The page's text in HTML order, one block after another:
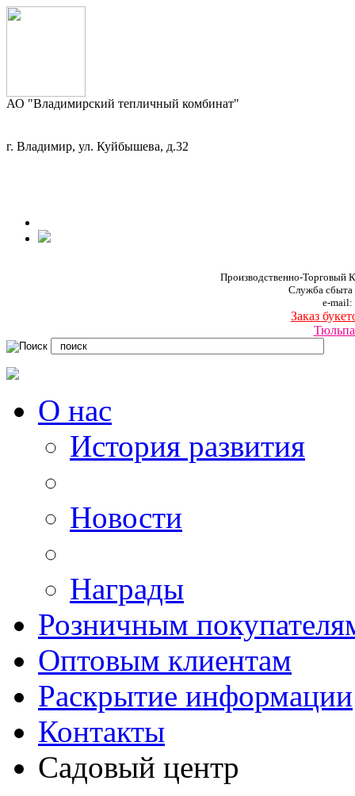
АО "Владимирский тепличный комбинат"
г. Владимир, ул. Куйбышева, д.32
Производственно-Торговый
Служба
e-mail:
Заказ
О нас
История развития
Новости
Награды
Розничным
Оптовым клиентам
Раскрытие информации
Контакты
Садовый центр